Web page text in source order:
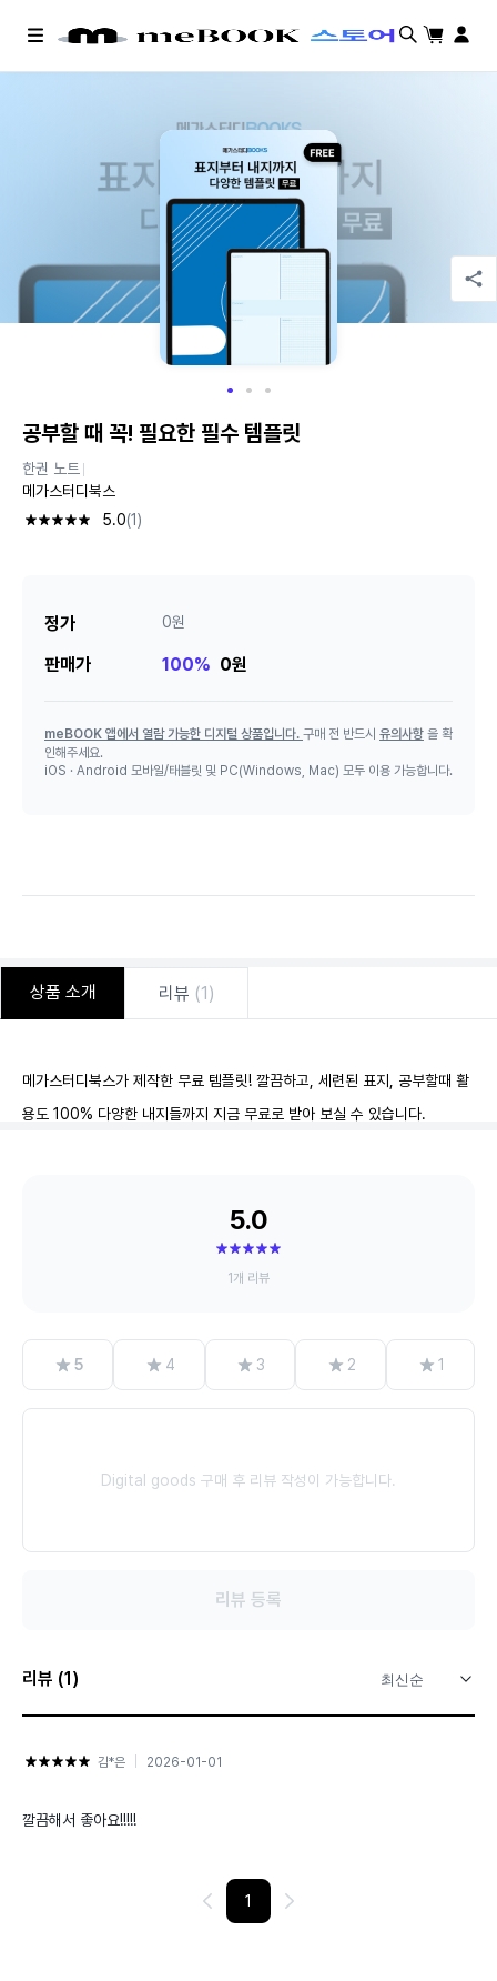
메
검색 장바구니마이페
공부할 때 꼭! 필요한 필수 템플릿
한권 노트
메가스터디북스
5.0(1)
정가 0원
판매가 100% 0원
meBOOK 앱에서 열람 가능한 디지털 상품입니다. 구매 전 반드시 유의사항 을 확
인해주세요.
iOS · Android 모바일/태블릿 및 PC(Windows, Mac) 모두 이용 가능합니다.
상품 소개 리뷰 (1)
메가스터디북스가 제작한 무료 템플릿! 깔끔하고, 세련된 표지, 공부할때 활
용도 100% 다양한 내지들까지 지금 무료로 받아 보실 수 있습니다.
5.0
1개 리뷰
별 5 별 4 별 3 별 2 별 1
Digital goods 구매 후 리뷰 작성이 가능합니다.
리뷰 등록
리뷰 (1)
별
김*은 2026-01-01
깔끔해서 좋아요!!!!!
왼쪽 화 1 오른쪽